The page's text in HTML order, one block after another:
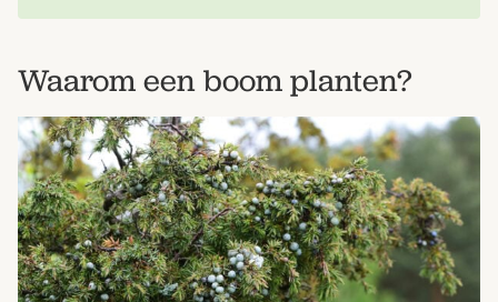
Waarom een boom planten?